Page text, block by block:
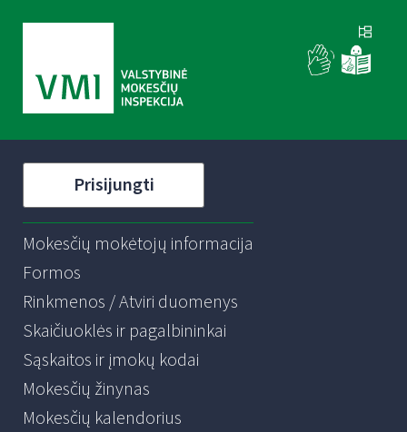
Prisijungti
Mokesčių mokėtojų informacija
Formos
Rinkmenos / Atviri duomenys
Skaičiuoklės ir pagalbininkai
Sąskaitos ir įmokų kodai
Mokesčių žinynas
Mokesčių kalendorius